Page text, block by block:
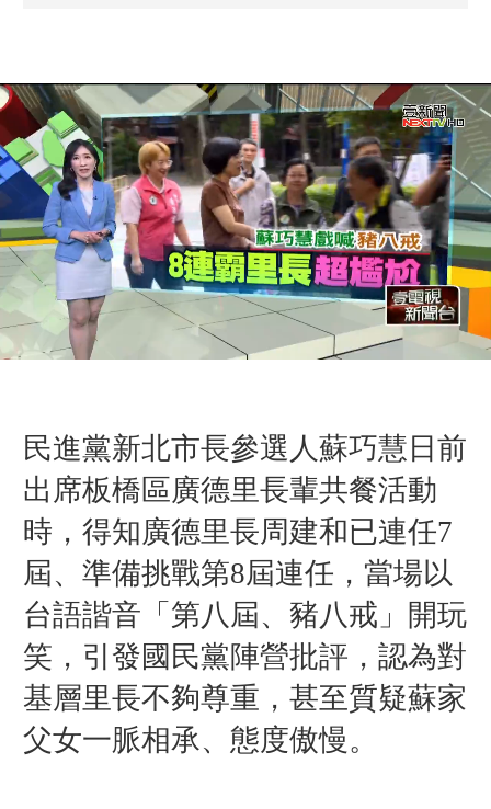
民進黨新北市長參選人蘇巧慧日前
出席板橋區廣德里長輩共餐活動
時，得知廣德里長周建和已連任7
屆、準備挑戰第8屆連任，當場以
台語諧音「第八屆、豬八戒」開玩
笑，引發國民黨陣營批評，認為對
基層里長不夠尊重，甚至質疑蘇家
父女一脈相承、態度傲慢。